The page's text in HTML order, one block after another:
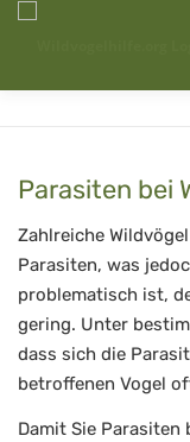
Parasiten bei
Zahlreiche
Parasiten, was
problematisch ist,
gering. Unter
dass sich die
betroffenen Vogel
Damit Sie